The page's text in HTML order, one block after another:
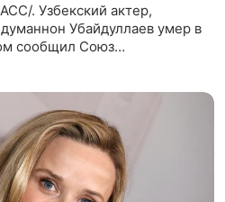
. Узбекский актер,
Убайдуллаев умер в
сообщил Союз